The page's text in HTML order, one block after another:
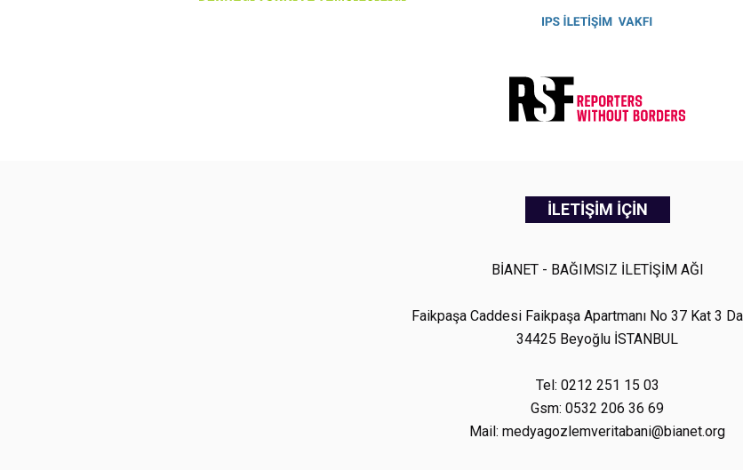
İLETİŞİM İÇİN
BİANET - BAĞIMSIZ İLETİŞİM AĞI
Faikpaşa Caddesi Faikpaşa Apartmanı No 37 Kat 3
34425 Beyoğlu İSTANBUL
Tel: 0212 251 15 03
Gsm: 0532 206 36 69
Mail: medyagozlemveritabani@bianet.org